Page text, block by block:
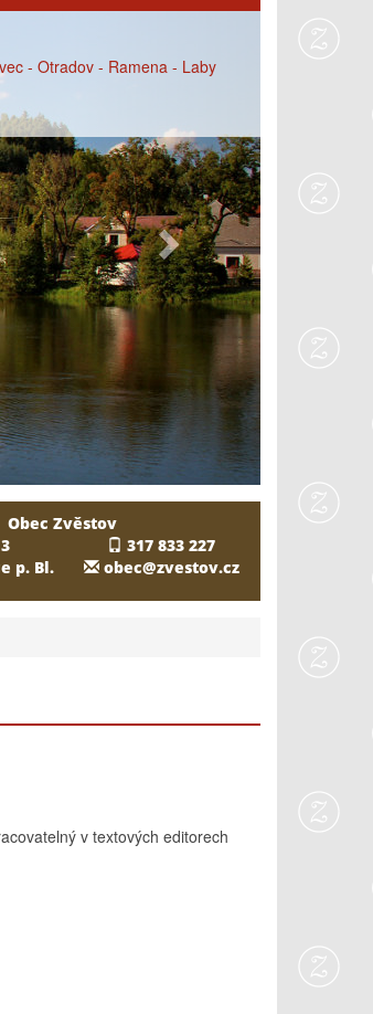
Next
- Otradov - Ramena - Laby
Obec Zvěstov
p. Bl.
317 833 227
obec@zvestov.cz
v textových editorech